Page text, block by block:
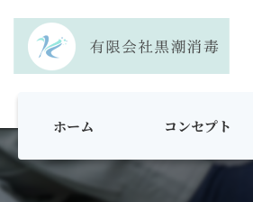
ホーム コンセプト